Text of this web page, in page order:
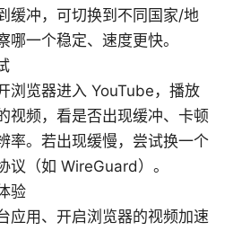
缓冲，可切换到不同国家/地
哪一个稳定、速度更快。
浏览器进入 YouTube，播放
视频，看是否出现缓冲、卡顿
率。若出现缓慢，尝试换一个
议（如 WireGuard）。
验
应用、开启浏览器的视频加速